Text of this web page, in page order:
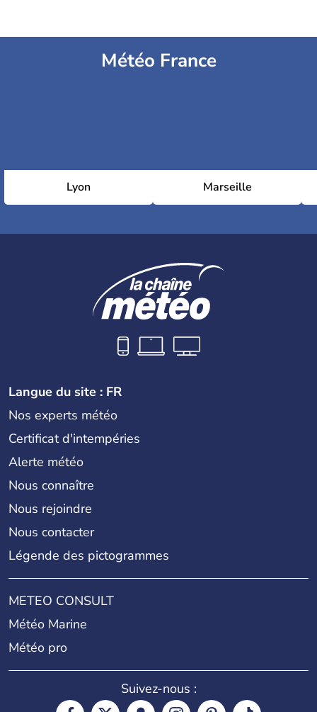
Météo France
Lyon Marseille
Langue du site : FR
Nos experts météo
Certificat d'intempéries
Alerte météo
Nous connaître
Nous rejoindre
Nous contacter
Légende des pictogrammes
METEO CONSULT
Météo Marine
Météo pro
Suivez-nous :